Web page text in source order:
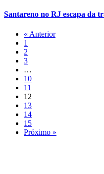
Santareno no RJ escapa da
« Anterior
1
2
3
…
10
11
12
13
14
15
Próximo »